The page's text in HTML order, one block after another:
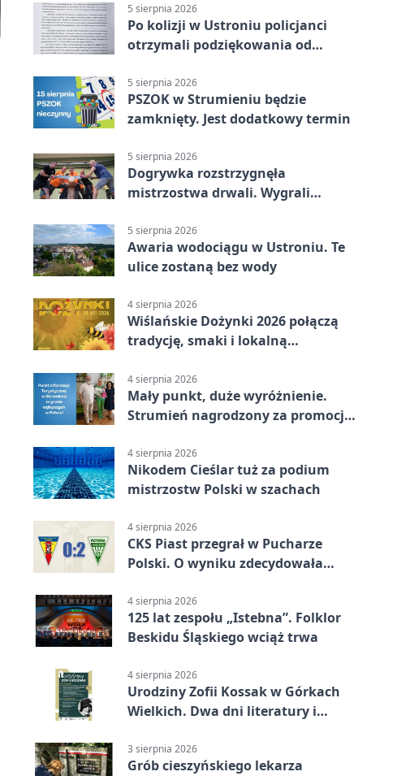
5 sierpnia 2026
Po kolizji w Ustroniu policjanci
otrzymali podziękowania od
5 sierpnia 2026
PSZOK w Strumieniu będzie
zamknięty. Jest dodatkowy termin
5 sierpnia 2026
Dogrywka rozstrzygnęła
mistrzostwa drwali. Wygrali
5 sierpnia 2026
Awaria wodociągu w Ustroniu. Te
ulice zostaną bez wody
4 sierpnia 2026
Wiślańskie Dożynki 2026 połączą
tradycję, smaki i lokalną
4 sierpnia 2026
Mały punkt, duże wyróżnienie.
Strumień nagrodzony za promocję
4 sierpnia 2026
Nikodem Cieślar tuż za podium
mistrzostw Polski w szachach
4 sierpnia 2026
CKS Piast przegrał w Pucharze
Polski. O wyniku zdecydowała
4 sierpnia 2026
125 lat zespołu „Istebna”. Folklor
Beskidu Śląskiego wciąż trwa
4 sierpnia 2026
Urodziny Zofii Kossak w Górkach
Wielkich. Dwa dni literatury i
3 sierpnia 2026
Grób cieszyńskiego lekarza